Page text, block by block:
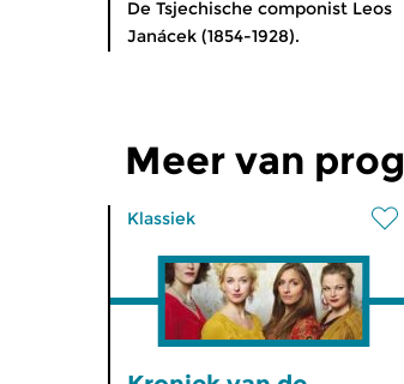
De Tsjechische componist Leos
Janácek (1854-1928).
Meer van
Klassiek